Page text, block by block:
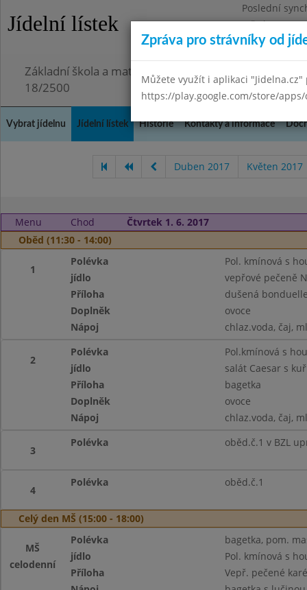
Jídelní lístek
Poslední
Středa
Omezení
Základní škola a mateřská škola Chmelnice, Praha 3,
18/2500
Vybrat jídelnu Jídelní lístek Historie Kontakty a informace
Duben 2017 Květen 2017
Menu Chod
Čtvrtek 1. 6. 2017
Oběd (11:30 - 14:00)
1
Polévka
Pol. kmínová s
jídlo
vepřové pečeně
Příloha
dušená
Doplněk
ovoce
Nápoj
chlaz.voda, čaj,
2
Polévka
Pol.kmínová s
jídlo
salát Caesar s
Příloha
bagetka
Doplněk
ovoce
Nápoj
chlaz.voda, čaj,
3
Polévka oběd.č.1 v BZL
4
Polévka oběd.č.1
Celý den MŠ (15:00 - 18:00)
MŠ
celodenní
Polévka
bagetka, pom.
jídlo
Pol. kmínová s
Příloha
Vepř. pečené
Zpráva pro strávníky od
Můžete využít i aplikaci
https://play.google.com/store/